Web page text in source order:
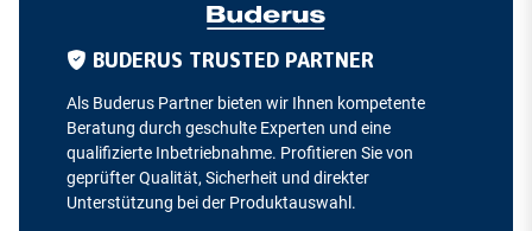
BUDERUS TRUSTED PARTNER
Als Buderus Partner bieten wir Ihnen kompetente
Beratung durch geschulte Experten und eine
qualifizierte Inbetriebnahme. Profitieren Sie von
geprüfter Qualität, Sicherheit und direkter
Unterstützung bei der Produktauswahl.